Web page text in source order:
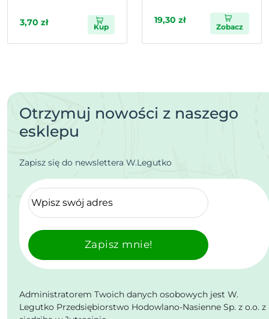
3,70 zł Kup
19,30 zł
Zobacz
Otrzymuj nowości z naszego
esklepu
Zapisz się do newslettera W.Legutko
Zapisz mnie!
Administratorem Twoich danych osobowych jest W.
Legutko Przedsiębiorstwo Hodowlano-Nasienne Sp. z o.o. z